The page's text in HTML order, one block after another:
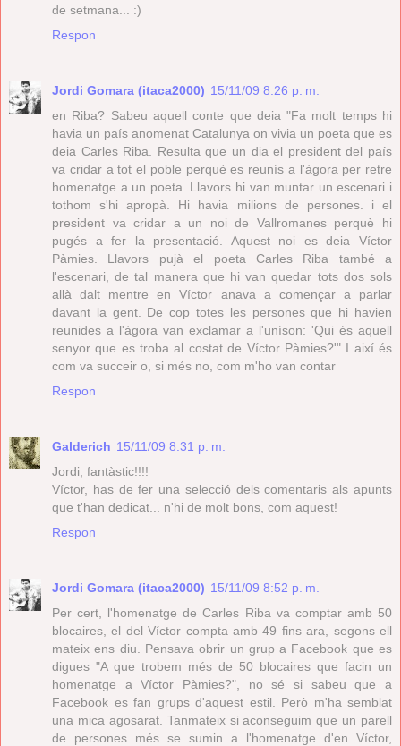
de setmana... :)
Respon
Jordi Gomara (itaca2000) 15/11/09 8:26 p. m.
en Riba? Sabeu aquell conte que deia "Fa molt temps hi
havia un país anomenat Catalunya on vivia un poeta que es
deia Carles Riba. Resulta que un dia el president del país
va cridar a tot el poble perquè es reunís a l'àgora per retre
homenatge a un poeta. Llavors hi van muntar un escenari i
tothom s'hi apropà. Hi havia milions de persones. i el
president va cridar a un noi de Vallromanes perquè hi
pugés a fer la presentació. Aquest noi es deia Víctor
Pàmies. Llavors pujà el poeta Carles Riba també a
l'escenari, de tal manera que hi van quedar tots dos sols
allà dalt mentre en Víctor anava a començar a parlar
davant la gent. De cop totes les persones que hi havien
reunides a l'àgora van exclamar a l'uníson: 'Qui és aquell
senyor que es troba al costat de Víctor Pàmies?'" I així és
com va succeir o, si més no, com m'ho van contar
Respon
Galderich 15/11/09 8:31 p. m.
Jordi, fantàstic!!!!
Víctor, has de fer una selecció dels comentaris als apunts
que t'han dedicat... n'hi de molt bons, com aquest!
Respon
Jordi Gomara (itaca2000) 15/11/09 8:52 p. m.
Per cert, l'homenatge de Carles Riba va comptar amb 50
blocaires, el del Víctor compta amb 49 fins ara, segons ell
mateix ens diu. Pensava obrir un grup a Facebook que es
digues "A que trobem més de 50 blocaires que facin un
homenatge a Víctor Pàmies?", no sé si sabeu que a
Facebook es fan grups d'aquest estil. Però m'ha semblat
una mica agosarat. Tanmateix si aconseguim que un parell
de persones més se sumin a l'homenatge d'en Víctor,